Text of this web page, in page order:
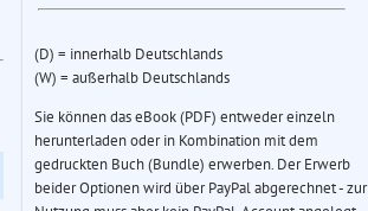
(D) = innerhalb Deutschlands
(W) = außerhalb Deutschlands
Sie können das eBook (PDF) entweder einzeln
herunterladen oder in Kombination mit dem
gedruckten Buch (Bundle) erwerben. Der Erwerb
beider Optionen wird über PayPal abgerechnet - zur